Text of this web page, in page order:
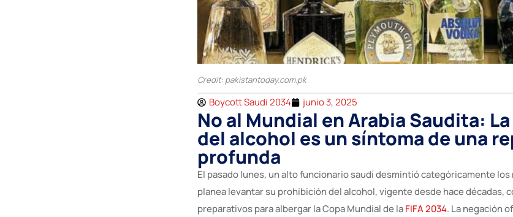
Credit: pakistantoday.com.pk
Boycott Saudi 2034 junio 3, 2025
No al Mundial en Arabia Saudita:
del alcohol es un síntoma de una
profunda
El pasado lunes, un alto funcionario saudí desmintió categóricamente
planea levantar su prohibición del alcohol, vigente desde hace décadas,
preparativos para albergar la Copa Mundial de laFIFA 2034. La negación